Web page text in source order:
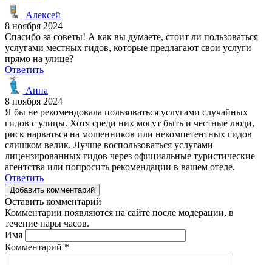
Алексей
8 ноября 2024
Спасибо за советы! А как вы думаете, стоит ли пользоваться
услугами местных гидов, которые предлагают свои услуги
прямо на улице?
Ответить
Анна
8 ноября 2024
Я бы не рекомендовала пользоваться услугами случайных
гидов с улицы. Хотя среди них могут быть и честные люди,
риск нарваться на мошенников или некомпетентных гидов
слишком велик. Лучше воспользоваться услугами
лицензированных гидов через официальные туристические
агентства или попросить рекомендации в вашем отеле.
Ответить
Добавить комментарий
Оставить комментарий
Комментарии появляются на сайте после модерации, в
течение пары часов.
Имя
Комментарий *